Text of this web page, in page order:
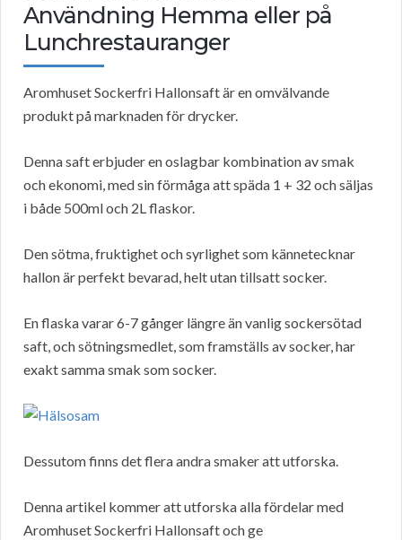
Användning Hemma eller på
Lunchrestauranger
Aromhuset Sockerfri Hallonsaft är en omvälvande
produkt på marknaden för drycker.
Denna saft erbjuder en oslagbar kombination av smak
och ekonomi, med sin förmåga att späda 1 + 32 och säljas
i både 500ml och 2L flaskor.
Den sötma, fruktighet och syrlighet som kännetecknar
hallon är perfekt bevarad, helt utan tillsatt socker.
En flaska varar 6-7 gånger längre än vanlig sockersötad
saft, och sötningsmedlet, som framställs av socker, har
exakt samma smak som socker.
Dessutom finns det flera andra smaker att utforska.
Denna artikel kommer att utforska alla fördelar med
Aromhuset Sockerfri Hallonsaft och ge